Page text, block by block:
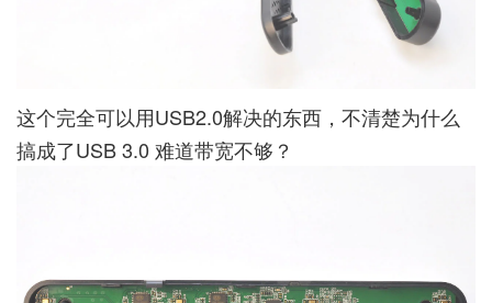
这个完全可以用USB2.0解决的东西，不清楚为什么
搞成了USB 3.0 难道带宽不够？